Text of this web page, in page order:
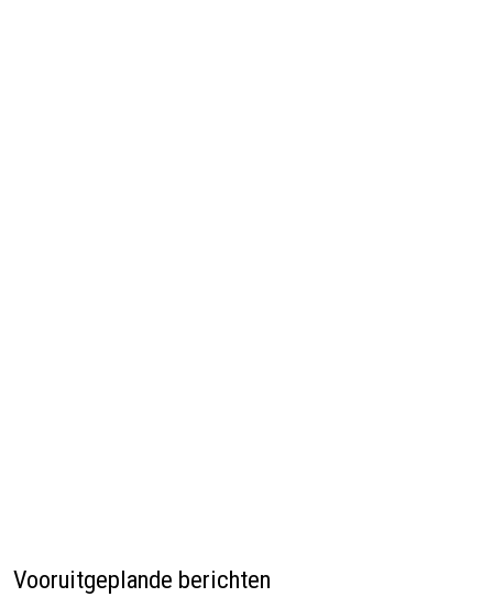
Vooruitgeplande berichten